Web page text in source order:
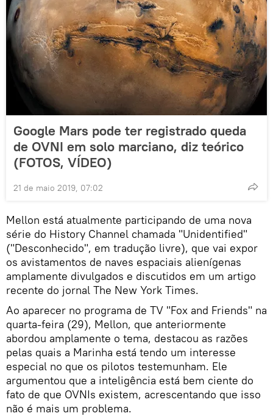
Google Mars pode ter registrado queda
de OVNI em solo marciano, diz teórico
(FOTOS, VÍDEO)
21 de maio 2019, 07:02
Mellon está atualmente participando de uma nova
série do History Channel chamada "Unidentified"
("Desconhecido", em tradução livre), que vai expor
os avistamentos de naves espaciais alienígenas
amplamente divulgados e discutidos em um artigo
recente do jornal The New York Times.
Ao aparecer no programa de TV "Fox and Friends" na
quarta-feira (29), Mellon, que anteriormente
abordou amplamente o tema, destacou as razões
pelas quais a Marinha está tendo um interesse
especial no que os pilotos testemunham. Ele
argumentou que a inteligência está bem ciente do
fato de que OVNIs existem, acrescentando que isso
não é mais um problema.